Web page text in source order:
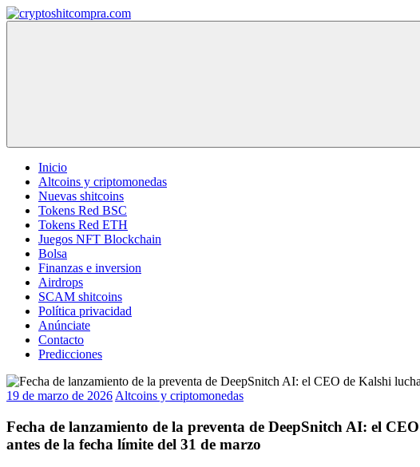
Saltar
al
Inicio
Altcoins y criptomonedas
Nuevas shitcoins
Tokens Red BSC
Tokens Red ETH
Juegos NFT Blockchain
Bolsa
Finanzas e inversion
Airdrops
SCAM shitcoins
Política privacidad
Anúnciate
Contacto
Predicciones
19 de marzo de 2026 Altcoins y criptomonedas
Fecha de lanzamiento de la preventa de DeepSnitch AI: el
antes de la fecha límite del 31 de marzo